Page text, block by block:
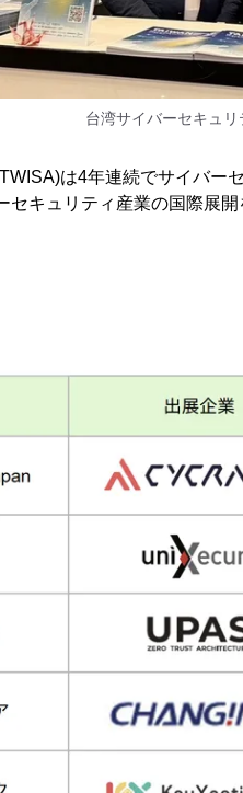
台湾サイバーセキュ
は4年連続でサイバー
セキュリティ産業の国際展